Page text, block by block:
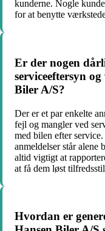
kunderne. Nogle
for at benytte
Er der nogen
serviceeftersyn
Biler A/S?
Der er et par enkelte
fejl og mangler ved
med bilen efter
anmeldelser står alene
altid vigtigt at
at få dem løst
Hvordan er